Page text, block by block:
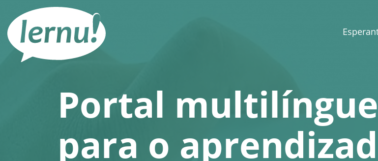
conteúdo
Portal multilíngue
para o